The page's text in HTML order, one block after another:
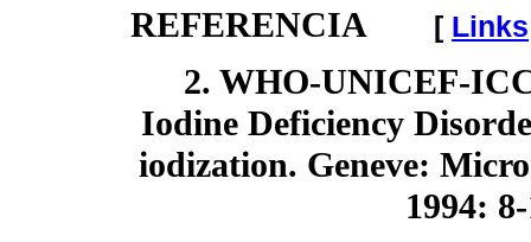
REFERENCIA [ Links
2. WHO-UNICEF-
Iodine Deficiency
iodization. Geneve:
1994: